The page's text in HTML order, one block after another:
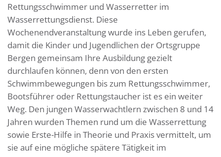
Rettungsschwimmer und Wasserretter im
Wasserrettungsdienst. Diese
Wochenendveranstaltung wurde ins Leben gerufen,
damit die Kinder und Jugendlichen der Ortsgruppe
Bergen gemeinsam Ihre Ausbildung gezielt
durchlaufen können, denn von den ersten
Schwimmbewegungen bis zum Rettungsschwimmer,
Bootsführer oder Rettungstaucher ist es ein weiter
Weg. Den jungen Wasserwachtlern zwischen 8 und 14
Jahren wurden Themen rund um die Wasserrettung
sowie Erste-Hilfe in Theorie und Praxis vermittelt, um
sie auf eine mögliche spätere Tätigkeit im